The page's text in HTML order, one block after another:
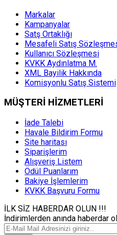
Markalar
Kampanyalar
Satş Ortaklığı
Mesafeli Satış
Kullanıcı Sözleşmesi
KVKK Aydınlatma M.
XML Bayilik Hakkında
Komisyonlu Satış Sistemi
MÜŞTERİ HİZMETLERİ
İade Talebi
Havale Bildirim Formu
Site haritası
Siparişlerim
Alışveriş Listem
Ödül Puanlarım
Bakiye İşlemlerim
KVKK Başvuru Formu
İLK SİZ HABERDAR OLUN !!!
İndirimlerden anında haberdar